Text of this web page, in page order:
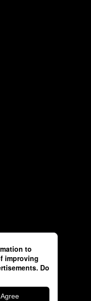
Rights Reserved.